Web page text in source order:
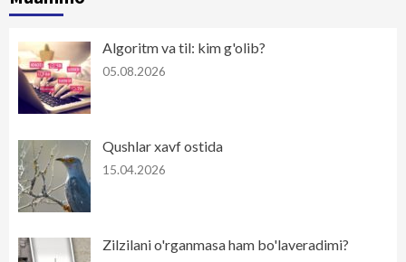
Algoritm va til: kim g'olib?
05.08.2026
Qushlar xavf ostida
15.04.2026
Zilzilani o'rganmasa ham bo'laveradimi?